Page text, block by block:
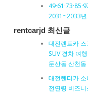
2031~2033년
rentcarjd 최신글
대전렌트카
SUV 경차 여
둔산동 산천
대전렌터카
전연령 비즈